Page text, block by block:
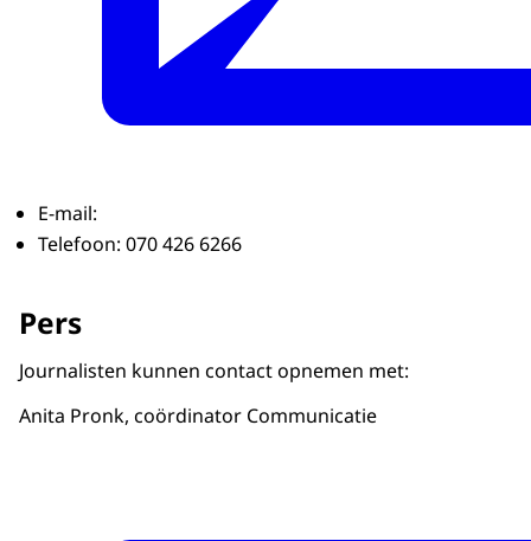
E-mail:
Telefoon: 070 426 6266
Pers
Journalisten kunnen contact opnemen met:
Anita Pronk, coördinator Communicatie